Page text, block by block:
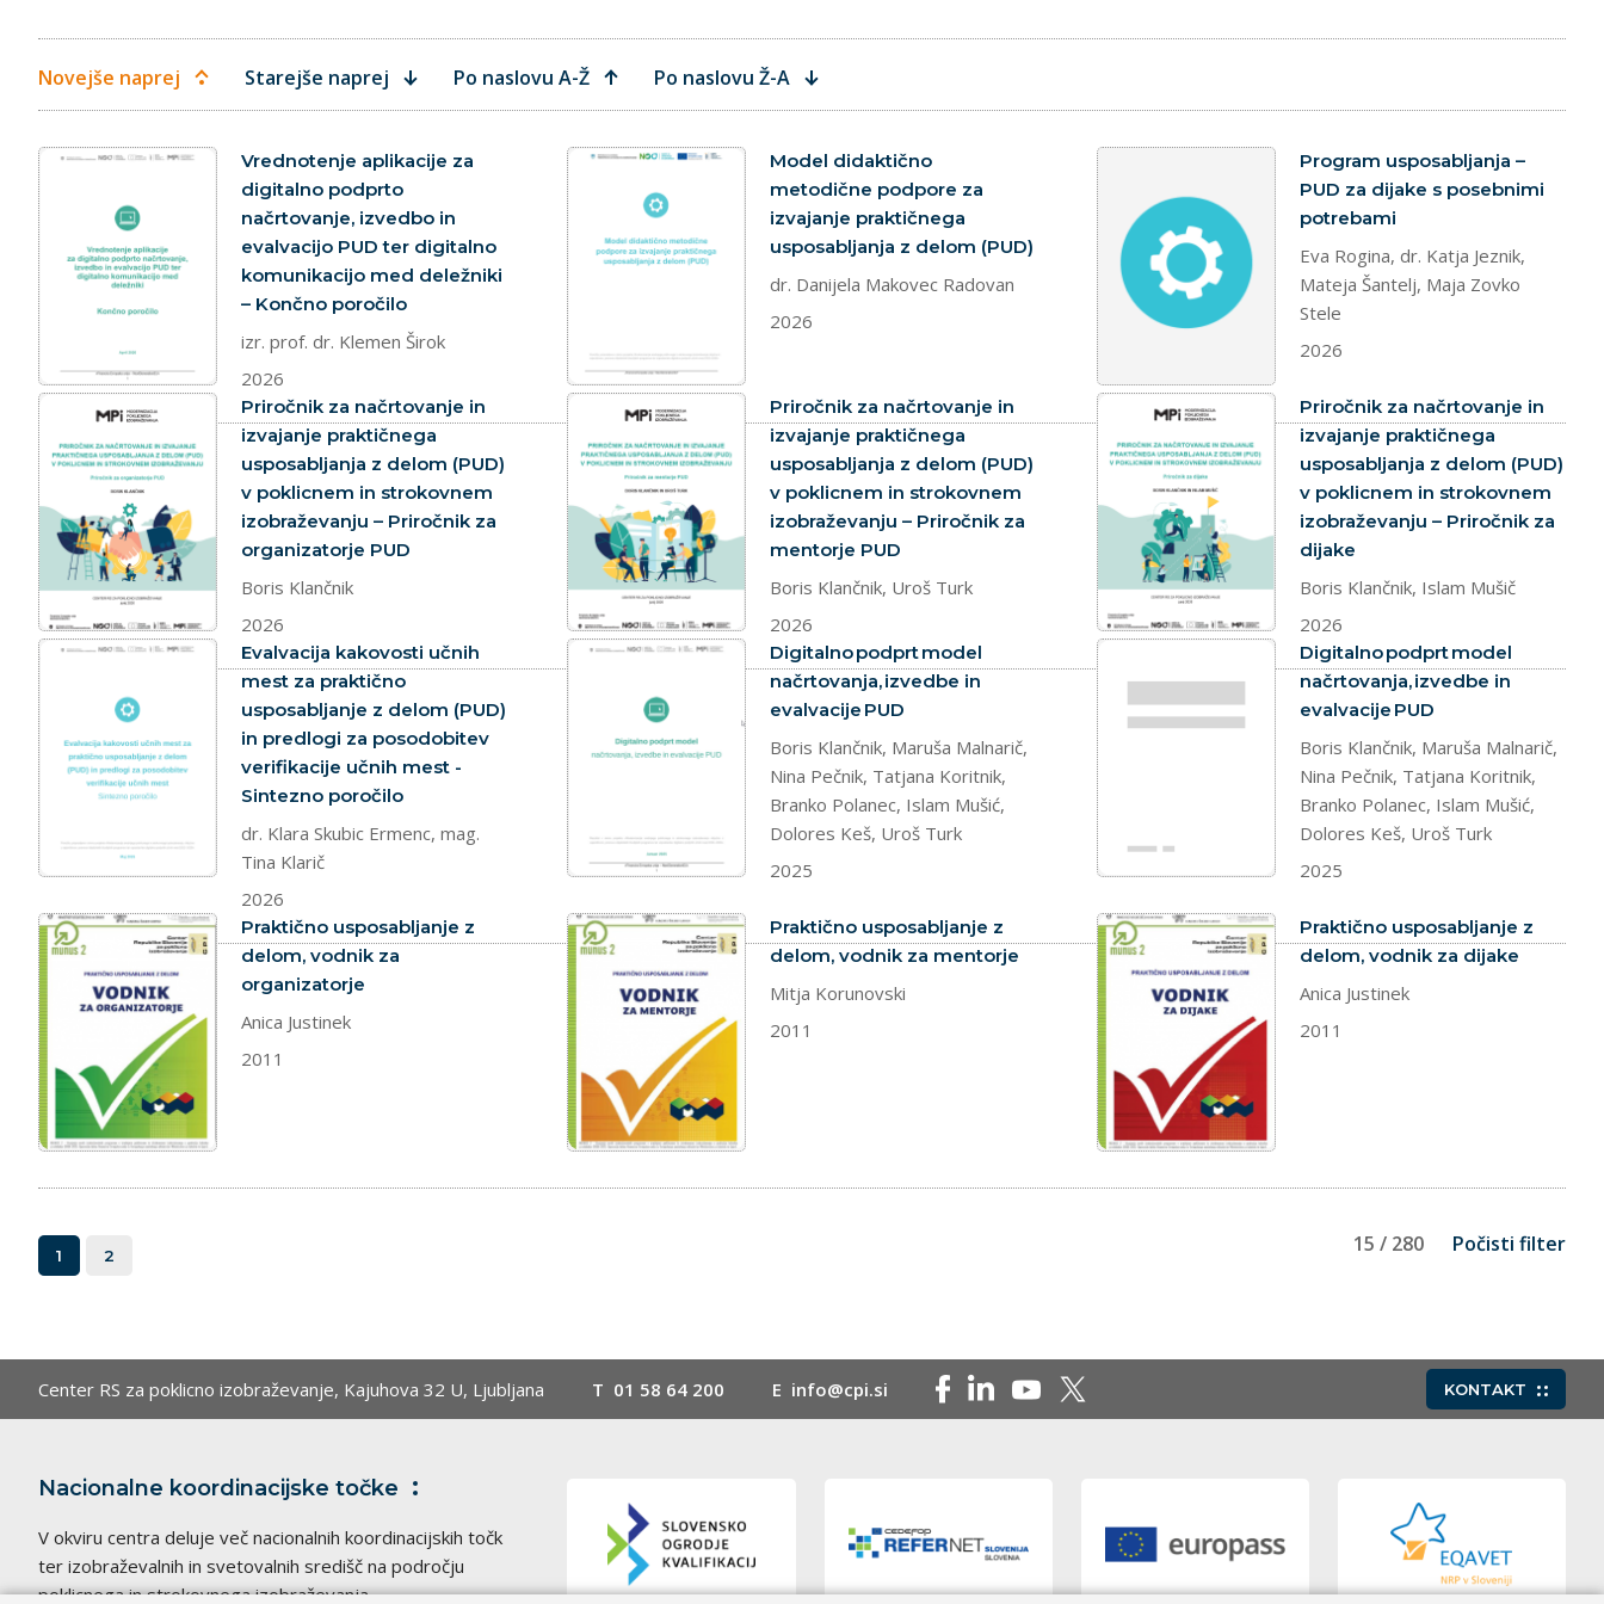
Novejše naprej Starejše naprej Po naslovu A-Ž Po naslovu Ž-A
dokument
Vrednotenje aplikacije za
digitalno podprto
načrtovanje, izvedbo in
evalvacijo PUD ter digitalno
komunikacijo med deležniki
– Končno poročilo
izr. prof. dr. Klemen Širok
2026
dokument
Model didaktično
metodične podpore za
izvajanje praktičnega
usposabljanja z delom (PUD)
dr. Danijela Makovec Radovan
2026
dokument
Program usposabljanja –
PUD za dijake s posebnimi
potrebami
Eva Rogina, dr. Katja Jeznik,
Mateja Šantelj, Maja Zovko
Stele
2026
dokument
Priročnik za načrtovanje in
izvajanje praktičnega
usposabljanja z delom (PUD)
v poklicnem in strokovnem
izobraževanju – Priročnik za
organizatorje PUD
Boris Klančnik
2026
dokument
Priročnik za načrtovanje in
izvajanje praktičnega
usposabljanja z delom (PUD)
v poklicnem in strokovnem
izobraževanju – Priročnik za
mentorje PUD
Boris Klančnik, Uroš Turk
2026
dokument
Priročnik za načrtovanje in
izvajanje praktičnega
usposabljanja z delom (PUD)
v poklicnem in strokovnem
izobraževanju – Priročnik za
dijake
Boris Klančnik, Islam Mušič
2026
dokument
Evalvacija kakovosti učnih
mest za praktično
usposabljanje z delom (PUD)
in predlogi za posodobitev
verifikacije učnih mest -
Sintezno poročilo
dr. Klara Skubic Ermenc, mag.
Tina Klarič
2026
dokument
Digitalno podprt model
načrtovanja, izvedbe in
evalvacije PUD
Boris Klančnik, Maruša Malnarič,
Nina Pečnik, Tatjana Koritnik,
Branko Polanec, Islam Mušić,
Dolores Keš, Uroš Turk
2025
dokument
Digitalno podprt model
načrtovanja, izvedbe in
evalvacije PUD
Boris Klančnik, Maruša Malnarič,
Nina Pečnik, Tatjana Koritnik,
Branko Polanec, Islam Mušić,
Dolores Keš, Uroš Turk
2025
dokument
Praktično usposabljanje z
delom, vodnik za
organizatorje
Anica Justinek
2011
dokument
Praktično usposabljanje z
delom, vodnik za mentorje
Mitja Korunovski
2011
dokument
Praktično usposabljanje z
delom, vodnik za dijake
Anica Justinek
2011
1 2 15 / 280 Počisti filter
Center RS za poklicno izobraževanje, Kajuhova 32 U, Ljubljana T 01 58 64 200 E info@cpi.si KONTAKT
Nacionalne koordinacijske točke
V okviru centra deluje več nacionalnih koordinacijskih točk
ter izobraževalnih in svetovalnih središč na področju
poklicnega in strokovnega izobraževanja.